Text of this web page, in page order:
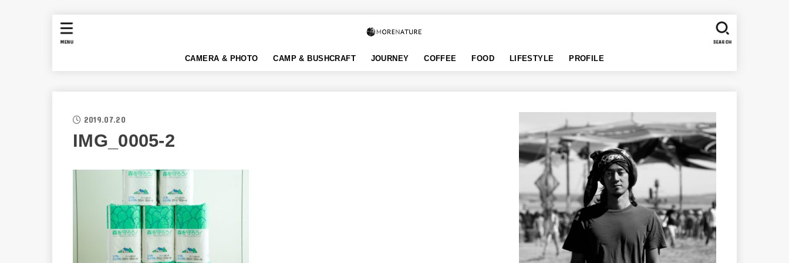
CAMERA & PHOTO CAMP & BUSHCRAFT JOURNEY COFFEE FOOD LIFESTYLE PROFILE
SEARCH
MENU
2019.07.20
IMG_0005-2